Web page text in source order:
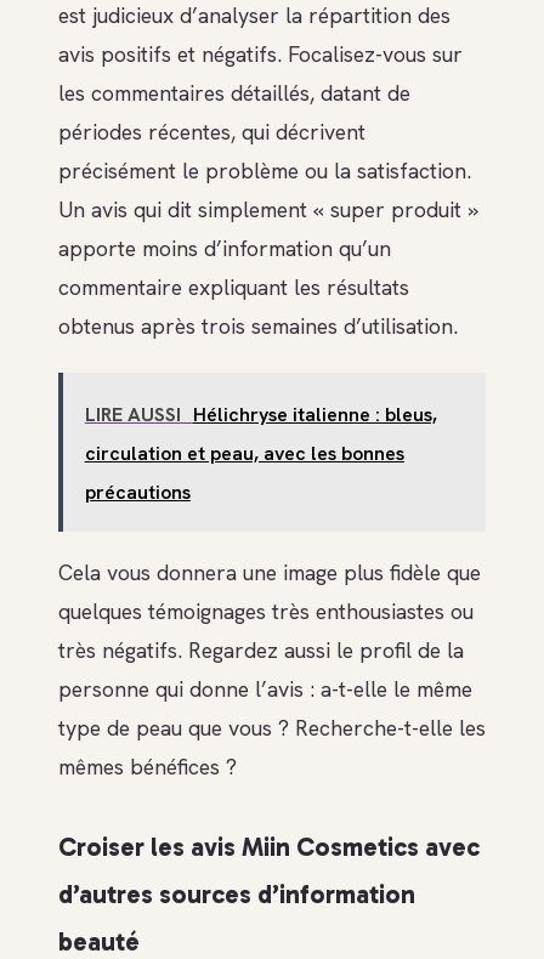
est judicieux d’analyser la répartition des
avis positifs et négatifs. Focalisez-vous sur
les commentaires détaillés, datant de
périodes récentes, qui décrivent
précisément le problème ou la satisfaction.
Un avis qui dit simplement « super produit »
apporte moins d’information qu’un
commentaire expliquant les résultats
obtenus après trois semaines d’utilisation.
LIRE AUSSI Hélichryse italienne : bleus,
circulation et peau, avec les bonnes
précautions
Cela vous donnera une image plus fidèle que
quelques témoignages très enthousiastes ou
très négatifs. Regardez aussi le profil de la
personne qui donne l’avis : a-t-elle le même
type de peau que vous ? Recherche-t-elle les
mêmes bénéfices ?
Croiser les avis Miin Cosmetics avec
d’autres sources d’information
beauté